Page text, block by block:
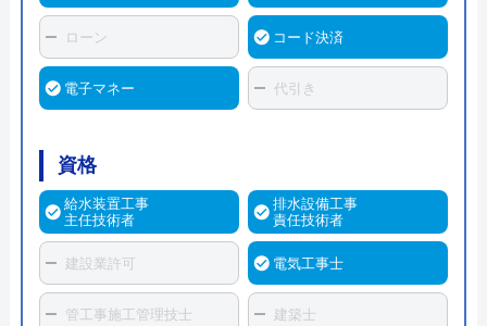
ローン コード決済
電子マネー 代引き
資格
給水装置工事
主任技術者
排水設備工事
責任技術者
建設業許可 電気工事士
管工事施工管理技士 建築士